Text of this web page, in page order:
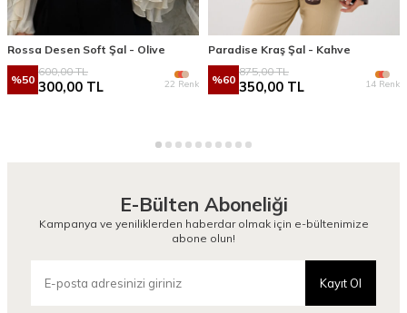
Rossa Desen Soft Şal - Olive
%50
600,00TL
300,00 TL 22 Renk
Paradise Kraş Şal - Kahve
%60
875,00TL
350,00 TL 14 Renk
E-Bülten Aboneliği
Kampanya ve yeniliklerden haberdar olmak için e-bültenimize
abone olun!
Kayıt Ol